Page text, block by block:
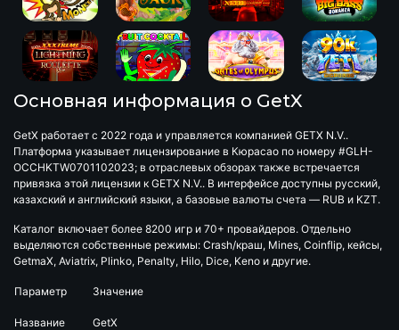
Основная информация о GetX
GetX работает с 2022 года и управляется компанией GETX N.V..
Платформа указывает лицензирование в Кюрасао по номеру #GLH-
OCCHKTW0701102023; в отраслевых обзорах также встречается
привязка этой лицензии к GETX N.V.. В интерфейсе доступны русский,
казахский и английский языки, а базовые валюты счета — RUB и KZT.
Каталог включает более 8200 игр и 70+ провайдеров. Отдельно
выделяются собственные режимы: Crash/краш, Mines, Coinflip, кейсы,
GetmaX, Aviatrix, Plinko, Penalty, Hilo, Dice, Keno и другие.
Параметр Значение
Название GetX